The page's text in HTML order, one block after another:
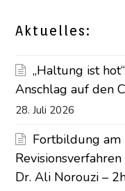
Aktuelles:
„Haltung ist
Anschlag auf den
28. Juli 2026
Fortbildung am
Dr. Ali Norouzi –